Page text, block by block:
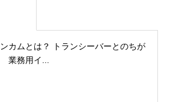
カムとは？ トランシーバーとのちが
業務用イ...